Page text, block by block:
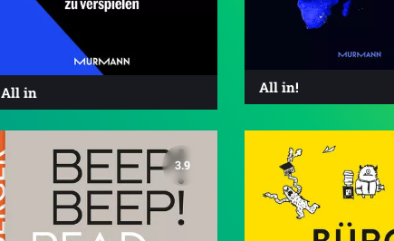
All in
All in!
3.9